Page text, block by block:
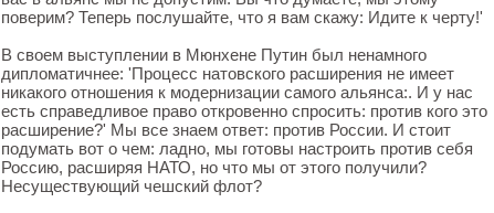
поверим? Теперь послушайте, что я вам скажу: Идите к черту!'
В своем выступлении в Мюнхене Путин был ненамного
дипломатичнее: 'Процесс натовского расширения не имеет
никакого отношения к модернизации самого альянса:. И у нас
есть справедливое право откровенно спросить: против кого это
расширение?' Мы все знаем ответ: против России. И стоит
подумать вот о чем: ладно, мы готовы настроить против себя
Россию, расширяя НАТО, но что мы от этого получили?
Несуществующий чешский флот?